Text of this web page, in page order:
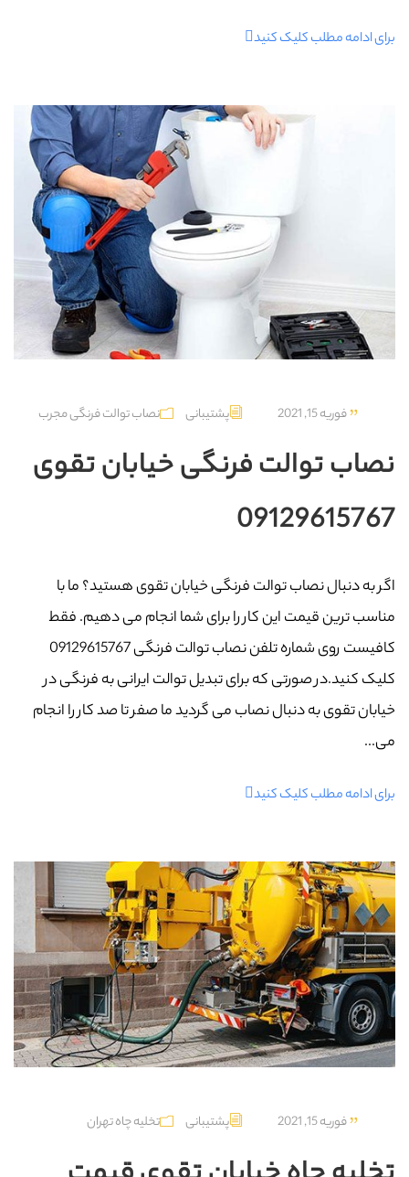
برای ادامه مطلب کلیک کنید
فوریه 15, 2021 پشتیبانی نصاب توالت فرنگی مجرب
نصاب توالت فرنگی خیابان تقوی
09129615767
اگر به دنبال نصاب توالت فرنگی خیابان تقوی هستید؟ ما با
مناسب ترین قیمت این کار را برای شما انجام می دهیم. فقط
کافیست روی شماره تلفن نصاب توالت فرنگی 09129615767
کلیک کنید.در صورتی که برای تبدیل توالت ایرانی به فرنگی در
خیابان تقوی به دنبال نصاب می گردید ما صفر تا صد کار را انجام
می...
برای ادامه مطلب کلیک کنید
فوریه 15, 2021 پشتیبانی تخلیه چاه تهران